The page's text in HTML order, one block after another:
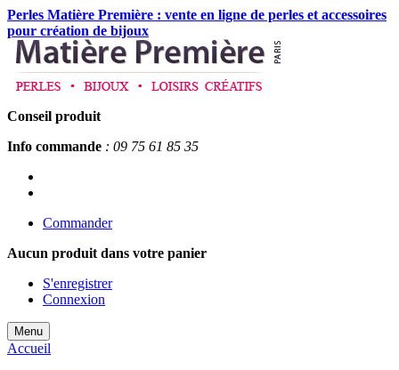
Perles Matière Première : vente en ligne de perles et accessoires
pour création de bijoux
Conseil produit
Info commande : 09 75 61 85 35
Commander
Aucun produit dans votre panier
S'enregistrer
Connexion
Menu
Accueil